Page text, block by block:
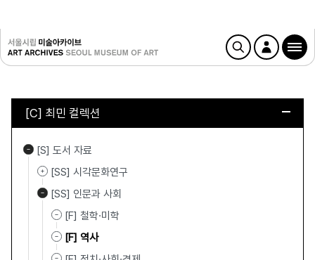
[C] 최민 컬렉션
[S] 도서 자료
[SS] 시각문화연구
[SS] 인문과 사회
[F] 철학·미학
[F] 역사